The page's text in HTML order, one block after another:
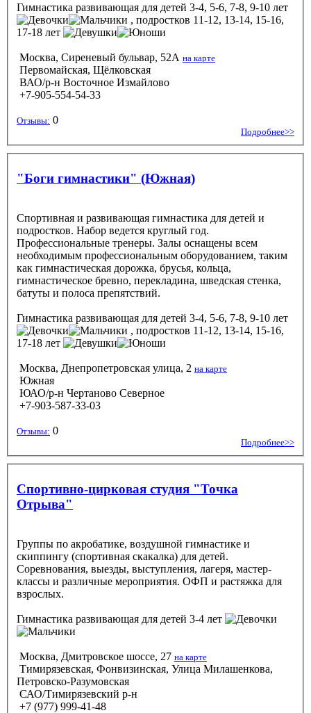
Гимнастика развивающая для детей 3-4, 5-6, 7-8, 9-10 лет
, подростков 11-12, 13-14, 15-16,
17-18 лет
Москва, Сиреневый бульвар, 52А на карте
Первомайская, Щёлковская
ВАО/р-н Восточное Измайлово
+7-905-554-54-33
Отзывы: 0
Подробнее>>
"Боги гимнастики" (Южная)
Спортивная и развивающая гимнастика для детей и
подростков. Набор ведется круглый год.
Профессиональные тренеры. Залы оснащены всем
необходимым профессиональным оборудованием, таким
как гимнастическая дорожка, брусья, кольца,
гимнастическое бревно, перекладина, шведская стенка,
батуты и полоса препятствий.
Гимнастика развивающая для детей 3-4, 5-6, 7-8, 9-10 лет
, подростков 11-12, 13-14, 15-16,
17-18 лет
Москва, Днепропетровская улица, 2 на карте
Южная
ЮАО/р-н Чертаново Северное
+7-903-587-33-03
Отзывы: 0
Подробнее>>
Спортивно-цирковая студия "Точка
Отрыва"
Группы по акробатике, воздушной гимнастике и
скиппингу (спортивная скакалка) для детей.
Соревнования, выезды, выступления, лагеря, мастер-
классы и различные мероприятия. ОФП и растяжка для
взрослых.
Гимнастика развивающая для детей 3-4 лет
Москва, Дмитровское шоссе, 27 на карте
Тимирязевская, Фонвизинская, Улица Милашенкова,
Петровско-Разумовская
САО/Тимирязевский р-н
+7 (977) 999-41-48